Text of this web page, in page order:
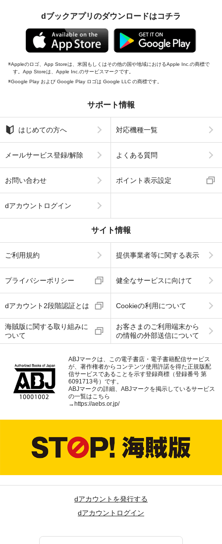
dブックアプリのダウンロードはコチラ
Appleのロゴ、App Storeは、米国もしくはその他の国や地域におけるApple Inc.の商標で
す。App Storeは、Apple Inc.のサービスマークです。
Google Play および Google Play ロゴは Google LLC の商標です。
サポート情報
はじめての方へ 対応機種一覧
メールサービス登録/解除 よくある質問
お問い合わせ ポイント表示設定
dアカウントログイン
サイト情報
ご利用規約 提供事業者等に関する表示
プライバシーポリシー 健全なサービスに向けて
dアカウント2段階認証とは Cookieの利用について
海賊版に関する取り組みに
ついて
お客さまのご利用端末から
の情報の外部送信について
ABJマークは、この電子書店・電子書籍配信サービス
が、著作権者からコンテンツ使用許諾を得た正規版配
信サービスであることを示す登録商標（登録番号 第
6091713号）です。
ABJマークの詳細、ABJマークを掲示しているサービス
の一覧はこちら
→ https://aebs.or.jp/
dアカウントを発行する
dアカウントログイン